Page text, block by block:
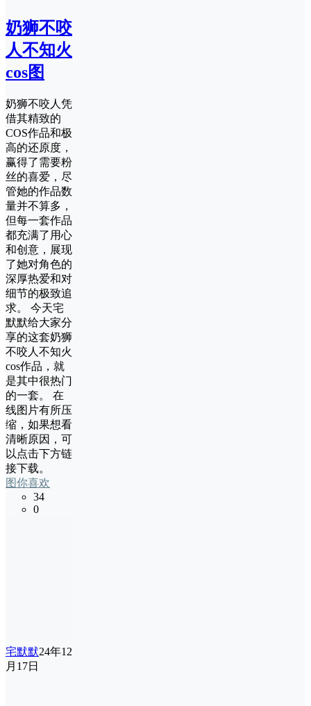
奶狮不咬
人不知火
cos图
奶狮不咬人凭
借其精致的
COS作品和极
高的还原度，
赢得了需要粉
丝的喜爱，尽
管她的作品数
量并不算多，
但每一套作品
都充满了用心
和创意，展现
了她对角色的
深厚热爱和对
细节的极致追
求。 今天宅
默默给大家分
享的这套奶狮
不咬人不知火
cos作品，就
是其中很热门
的一套。 在
线图片有所压
缩，如果想看
清晰原因，可
以点击下方链
接下载。
图你喜欢
34
0
宅默默24年12
月17日